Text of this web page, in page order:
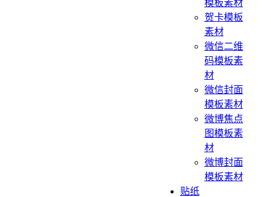
模板素材
贺卡模板
素材
微信二维
码模板素
材
微信封面
模板素材
微博焦点
图模板素
材
微博封面
模板素材
贴纸